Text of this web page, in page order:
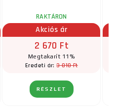
RAKTÁRON
Akciós ár
2 670 Ft
Megtakarít 11%
Eredeti ár:3 010 Ft
RÉSZLET